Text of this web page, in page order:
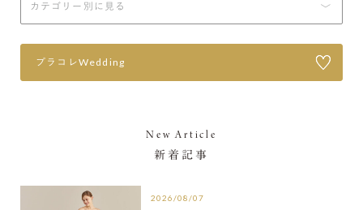
プラコレWedding
New Article
新着記事
2026/08/07